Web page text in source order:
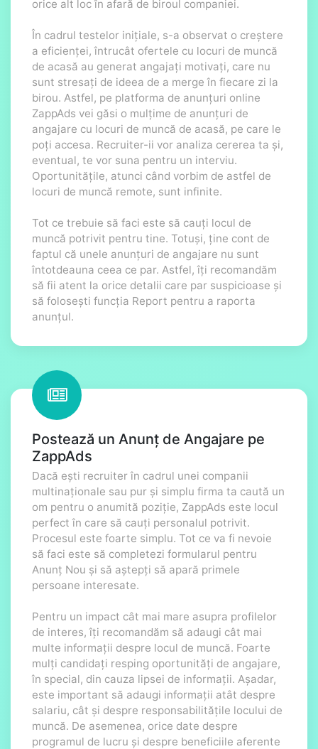
orice alt loc în afară de biroul companiei.
În cadrul testelor inițiale, s-a observat o creștere
a eficienței, întrucât ofertele cu locuri de muncă
de acasă au generat angajați motivați, care nu
sunt stresați de ideea de a merge în fiecare zi la
birou. Astfel, pe platforma de anunțuri online
ZappAds vei găsi o mulțime de anunțuri de
angajare cu locuri de muncă de acasă, pe care le
poți accesa. Recruiter-ii vor analiza cererea ta și,
eventual, te vor suna pentru un interviu.
Oportunitățile, atunci când vorbim de astfel de
locuri de muncă remote, sunt infinite.
Tot ce trebuie să faci este să cauți locul de
muncă potrivit pentru tine. Totuși, ține cont de
faptul că unele anunțuri de angajare nu sunt
întotdeauna ceea ce par. Astfel, îți recomandăm
să fii atent la orice detalii care par suspicioase și
să folosești funcția Report pentru a raporta
anunțul.
Postează un Anunț de Angajare pe
ZappAds
Dacă ești recruiter în cadrul unei companii
multinaționale sau pur și simplu firma ta caută un
om pentru o anumită poziție, ZappAds este locul
perfect în care să cauți personalul potrivit.
Procesul este foarte simplu. Tot ce va fi nevoie
să faci este să completezi formularul pentru
Anunț Nou și să aștepți să apară primele
persoane interesate.
Pentru un impact cât mai mare asupra profilelor
de interes, îți recomandăm să adaugi cât mai
multe informații despre locul de muncă. Foarte
mulți candidați resping oportunități de angajare,
în special, din cauza lipsei de informații. Așadar,
este important să adaugi informații atât despre
salariu, cât și despre responsabilitățile locului de
muncă. De asemenea, orice date despre
programul de lucru și despre beneficiile aferente